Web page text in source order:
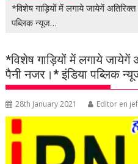
*विशेष गाड़ियों में लगाये जायेगें
पब्लिक न्यूज…
*विशेष गाड़ियों में लगाये
पैनी नजर।* इंडिया पब्लिक
28th January 2021 Editor en